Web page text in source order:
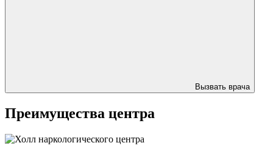
Вызвать врача
Преимущества центра